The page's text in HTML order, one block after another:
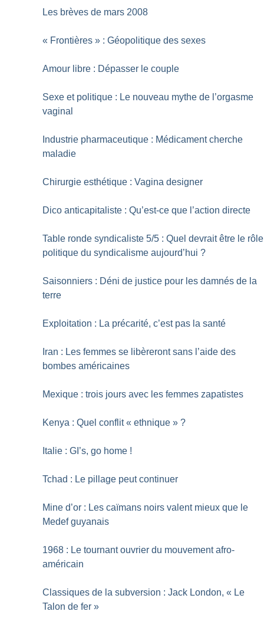
Les brèves de mars 2008
« Frontières » : Géopolitique des sexes
Amour libre : Dépasser le couple
Sexe et politique : Le nouveau mythe de l’orgasme
vaginal
Industrie pharmaceutique : Médicament cherche
maladie
Chirurgie esthétique : Vagina designer
Dico anticapitaliste : Qu’est-ce que l’action directe
Table ronde syndicaliste 5/5 : Quel devrait être le rôle
politique du syndicalisme aujourd’hui ?
Saisonniers : Déni de justice pour les damnés de la
terre
Exploitation : La précarité, c’est pas la santé
Iran : Les femmes se libèreront sans l’aide des
bombes américaines
Mexique : trois jours avec les femmes zapatistes
Kenya : Quel conflit « ethnique » ?
Italie : GI’s, go home !
Tchad : Le pillage peut continuer
Mine d’or : Les caïmans noirs valent mieux que le
Medef guyanais
1968 : Le tournant ouvrier du mouvement afro-
américain
Classiques de la subversion : Jack London, « Le
Talon de fer »